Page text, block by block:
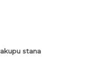
stana